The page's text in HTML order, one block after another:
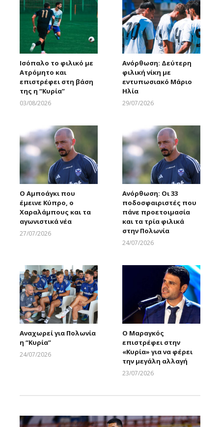
Ισόπαλο το φιλικό με
Ατρόμητο και
επιστρέφει στη βάση
της η “Κυρία”
03/08/2026
Ανόρθωση: Δεύτερη
φιλική νίκη με
εντυπωσιακό Μάριο
Ηλία
29/07/2026
Ο Αμποάγκι που
έμεινε Κύπρο, ο
Χαραλάμπους και τα
αγωνιστικά νέα
27/07/2026
Ανόρθωση: Οι 33
ποδοσφαιριστές που
πάνε προετοιμασία
και τα τρία φιλικά
στην Πολωνία
24/07/2026
Αναχωρεί για Πολωνία
η “Κυρία”
24/07/2026
Ο Μαραγκός
επιστρέφει στην
«Κυρία» για να φέρει
την μεγάλη αλλαγή
23/07/2026